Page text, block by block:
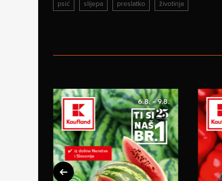
psić slijepa preslatko životinja